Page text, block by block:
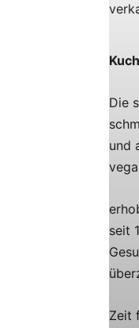
Die
und
seit
Zeit